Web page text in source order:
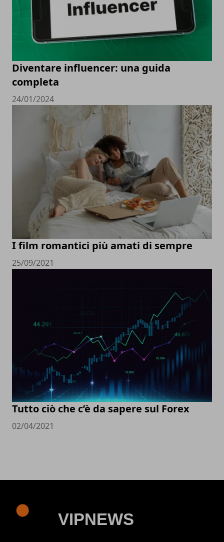
Diventare influencer: una guida
completa
24/01/2024
I film romantici più amati di sempre
25/09/2021
Tutto ciò che c’è da sapere sul Forex
02/04/2021